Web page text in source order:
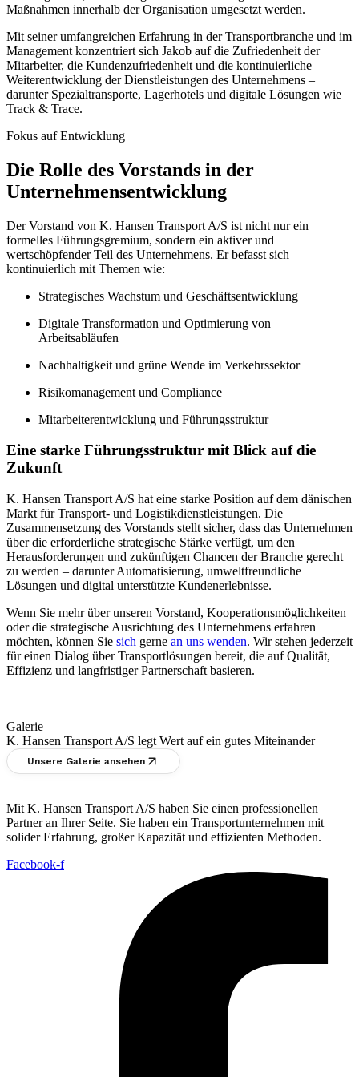
Maßnahmen innerhalb der Organisation umgesetzt werden.
Mit seiner umfangreichen Erfahrung in der Transportbranche und im
Management konzentriert sich Jakob auf die Zufriedenheit der
Mitarbeiter, die Kundenzufriedenheit und die kontinuierliche
Weiterentwicklung der Dienstleistungen des Unternehmens –
darunter Spezialtransporte, Lagerhotels und digitale Lösungen wie
Track & Trace.
Fokus auf Entwicklung
Die Rolle des Vorstands in der
Unternehmensentwicklung
Der Vorstand von K. Hansen Transport A/S ist nicht nur ein
formelles Führungsgremium, sondern ein aktiver und
wertschöpfender Teil des Unternehmens. Er befasst sich
kontinuierlich mit Themen wie:
Strategisches Wachstum und Geschäftsentwicklung
Digitale Transformation und Optimierung von
Arbeitsabläufen
Nachhaltigkeit und grüne Wende im Verkehrssektor
Risikomanagement und Compliance
Mitarbeiterentwicklung und Führungsstruktur
Eine starke Führungsstruktur mit Blick auf die
Zukunft
K. Hansen Transport A/S hat eine starke Position auf dem dänischen
Markt für Transport- und Logistikdienstleistungen. Die
Zusammensetzung des Vorstands stellt sicher, dass das Unternehmen
über die erforderliche strategische Stärke verfügt, um den
Herausforderungen und zukünftigen Chancen der Branche gerecht
zu werden – darunter Automatisierung, umweltfreundliche
Lösungen und digital unterstützte Kundenerlebnisse.
Wenn Sie mehr über unseren Vorstand, Kooperationsmöglichkeiten
oder die strategische Ausrichtung des Unternehmens erfahren
möchten, können Sie sich gerne an uns wenden. Wir stehen jederzeit
für einen Dialog über Transportlösungen bereit, die auf Qualität,
Effizienz und langfristiger Partnerschaft basieren.
Galerie
K. Hansen Transport A/S legt Wert auf ein gutes Miteinander
Unsere Galerie ansehen
Mit K. Hansen Transport A/S haben Sie einen professionellen
Partner an Ihrer Seite. Sie haben ein Transportunternehmen mit
solider Erfahrung, großer Kapazität und effizienten Methoden.
Facebook-f